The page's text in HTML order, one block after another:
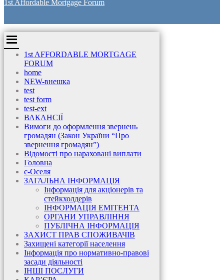
1st Affordable Mortgage Forum
1st AFFORDABLE MORTGAGE
FORUM
home
NEW-внешка
test
test form
test-ext
ВАКАНСІЇ
Вимоги до оформлення звернень
громадян (Закон України “Про
звернення громадян”)
Відомості про нараховані виплати
Головна
є-Оселя
ЗАГАЛЬНА ІНФОРМАЦІЯ
Інформація для акціонерів та
стейкхолдерів
ІНФОРМАЦІЯ ЕМІТЕНТА
ОРГАНИ УПРАВЛІННЯ
ПУБЛІЧНА ІНФОРМАЦІЯ
ЗАХИСТ ПРАВ СПОЖИВАЧІВ
Захищені категорії населення
Інформація про нормативно-правові
засади діяльності
ІНШІ ПОСЛУГИ